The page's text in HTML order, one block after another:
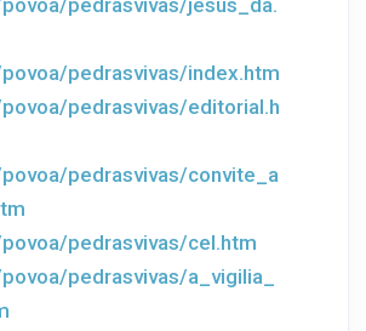
pedrasvivas/jesus_da.
pedrasvivas/index.htm
pedrasvivas/editorial.h
pedrasvivas/convite_a
pedrasvivas/cel.htm
pedrasvivas/a_vigilia_